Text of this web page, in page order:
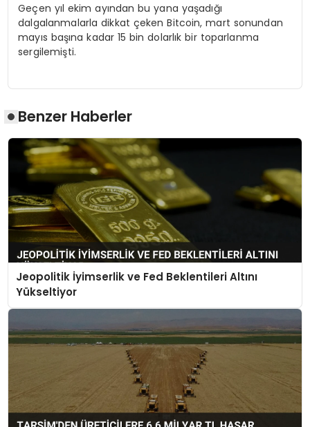
Geçen yıl ekim ayından bu yana yaşadığı
dalgalanmalarla dikkat çeken Bitcoin, mart sonundan
mayıs başına kadar 15 bin dolarlık bir toparlanma
sergilemişti.
Benzer Haberler
Jeopolitik İyimserlik ve Fed Beklentileri Altını
Yükseltiyor